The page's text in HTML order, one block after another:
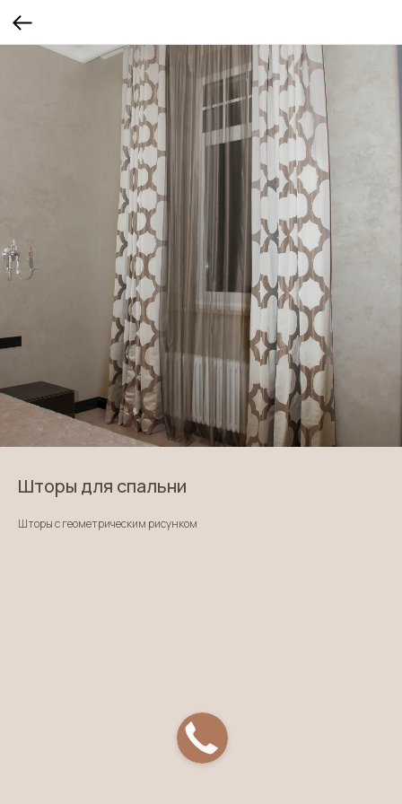
Шторы для спальни
Шторы с геометрическим рисунком